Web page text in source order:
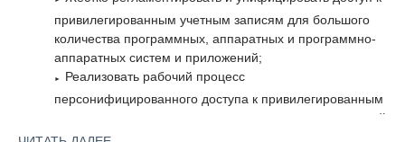
привилегированным учетным записям для большого
количества программных, аппаратных и программно-
аппаратных систем и приложений;
Реализовать рабочий процесс
персонифицированного доступа к привилегированным
учетным записям к конкретным системам, на заданный
промежуток времени, с четким обоснованием